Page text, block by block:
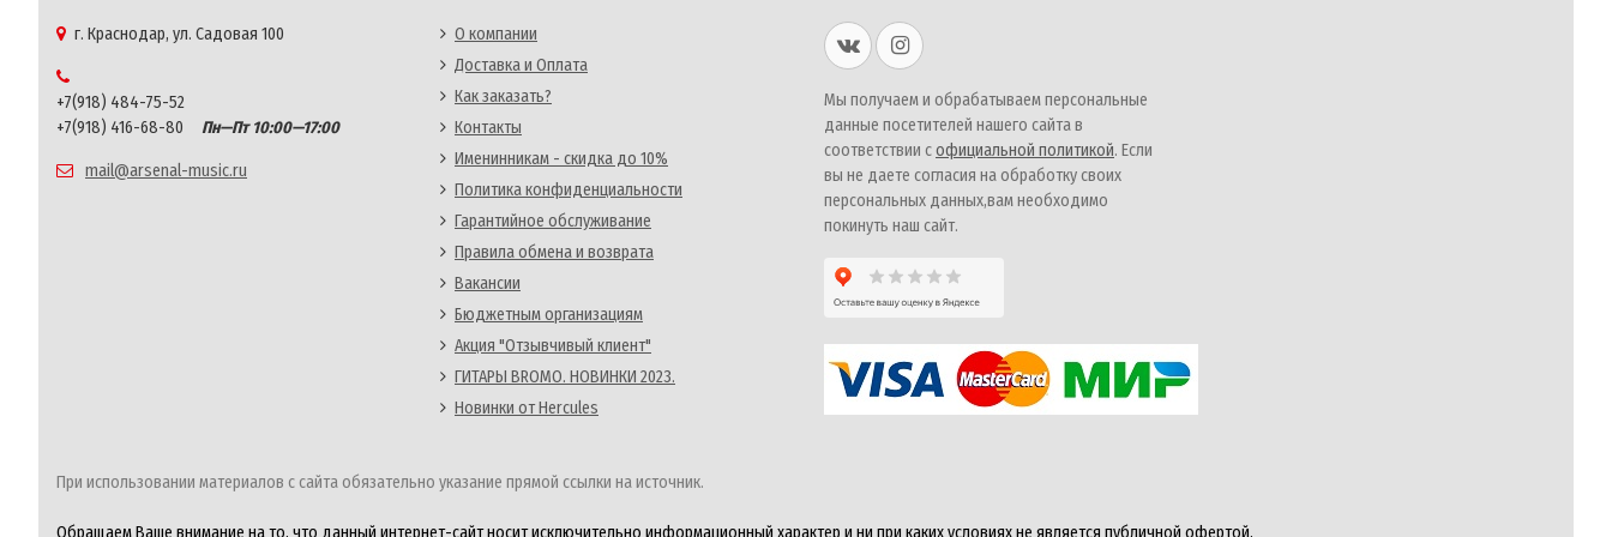
г. Краснодар, ул. Садовая 100
+7(918) 484-75-52
+7(918) 416-68-80
Пн—Пт 10:00—17:00
mail@arsenal-music.ru
О компании
Доставка и Оплата
Как заказать?
Контакты
Именинникам - скидка до 10%
Политика конфиденциальности
Гарантийное обслуживание
Правила обмена и возврата
Вакансии
Бюджетным организациям
Акция "Отзывчивый клиент"
ГИТАРЫ BROMO. НОВИНКИ 2023.
Новинки от Hercules
Мы получаем и обрабатываем персональные
данные посетителей нашего сайта в
соответствии софициальной политикой. Если
вы не даете согласия на обработку своих
персональных данных,вам необходимо
покинуть наш сайт.
При использовании материалов с сайта обязательно указание прямой ссылки на источник.
Обращаем Ваше внимание на то, что данный интернет-сайт носит исключительно информационный характер и ни при каких условиях не является публичной офертой,